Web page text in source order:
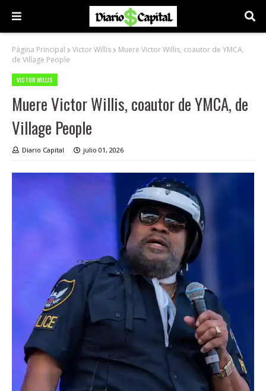
Página Principal Victor Willis
Muere Victor Willis, coautor de YMCA,
de Village People
VICTOR WILLIS
Muere Victor Willis, coautor de YMCA, de
Village People
Diario Capital julio 01, 2026